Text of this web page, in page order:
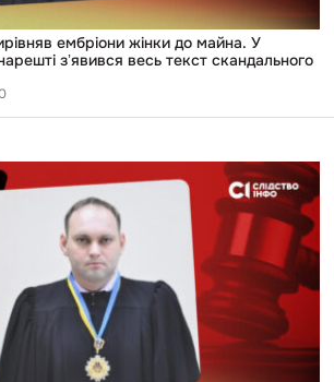
ембріони жінки до майна. У
зʼявився весь текст скандального